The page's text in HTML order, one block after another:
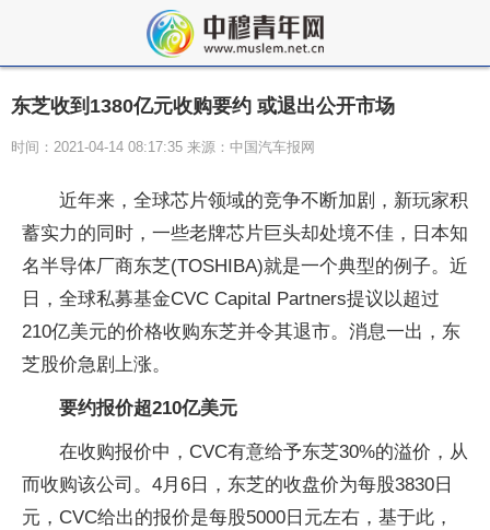
东芝收到1380亿元收购要约 或退出公开市场
时间：2021-04-14 08:17:35 来源：中国汽车报网
近年来，全球芯片领域的竞争不断加剧，新玩家积
蓄实力的同时，一些老牌芯片巨头却处境不佳，日本知
名半导体厂商东芝(TOSHIBA)就是一个典型的例子。近
日，全球私募基金CVC Capital Partners提议以超过
210亿美元的价格收购东芝并令其退市。消息一出，东
芝股价急剧上涨。
要约报价超210亿美元
在收购报价中，CVC有意给予东芝30%的溢价，从
而收购该公司。4月6日，东芝的收盘价为每股3830日
元，CVC给出的报价是每股5000日元左右，基于此，